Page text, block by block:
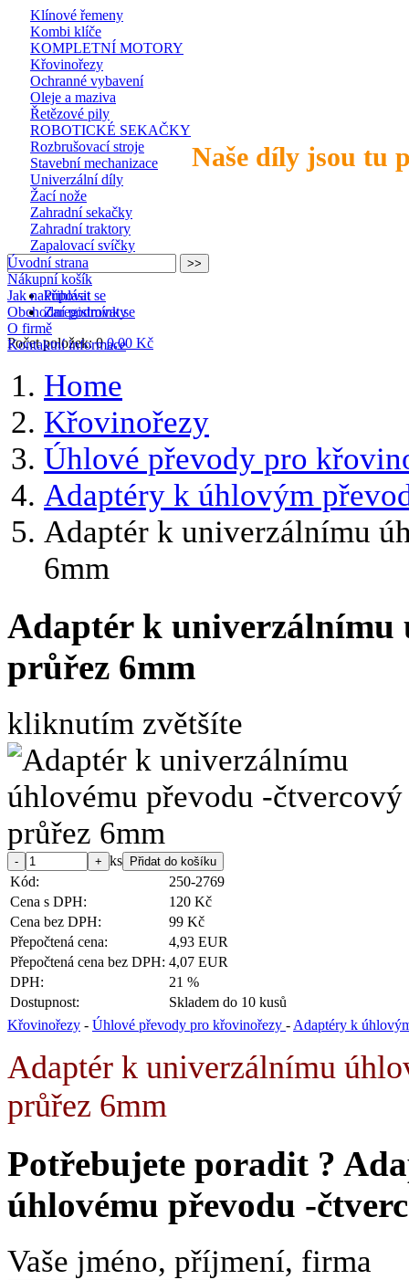
Naše díly jsou tu
Klínové řemeny
Kombi klíče
KOMPLETNÍ MOTORY
Křovinořezy
Ochranné vybavení
Oleje a maziva
Řetězové pily
ROBOTICKÉ SEKAČKY
Rozbrušovací stroje
Stavební mechanizace
Univerzální díly
Žací nože
Zahradní sekačky
Zahradní traktory
Zapalovací svíčky
Přihlásit se
Zaregistrovat se
Počet položek: 0 0,00 Kč
Úvodní strana
Nákupní košík
Jak nakupovat
Obchodní podmínky
O firmě
Kontaktní informace
Home
Křovinořezy
Úhlové převody pro
Adaptéry k úhlovým
Adaptér k univerzálnímu
6mm
Adaptér k univerzálnímu
průřez 6mm
kliknutím zvětšíte
ks
Kód:
250-2769
Cena s DPH:
120 Kč
Cena bez DPH:
99 Kč
Přepočtená cena:
4,93 EUR
Přepočtená cena bez DPH: 4,07 EUR
DPH:
21 %
Dostupnost:
Skladem do 10 kusů
Křovinořezy - Úhlové převody pro křovinořezy - Adaptéry k
Adaptér k univerzálnímu
průřez 6mm
Potřebujete poradit ?
úhlovému převodu -
Vaše jméno, příjmení, firma